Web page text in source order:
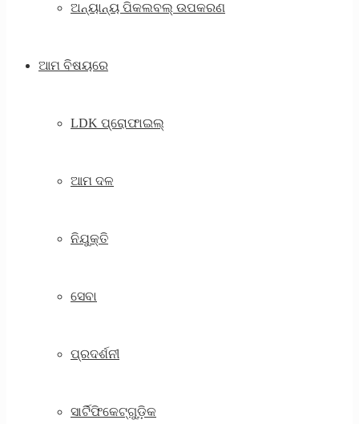
ଅନ୍ୟାନ୍ୟ ପିକଲବଲ୍ ଉପକରଣ
ଆମ ବିଷୟରେ
LDK ପ୍ରୋଫାଇଲ୍
ଆମ ଦଳ
ନିଯୁକ୍ତି
ସେବା
ପ୍ରଦର୍ଶନୀ
ସାର୍ଟିଫିକେଟ୍‌ଗୁଡ଼ିକ